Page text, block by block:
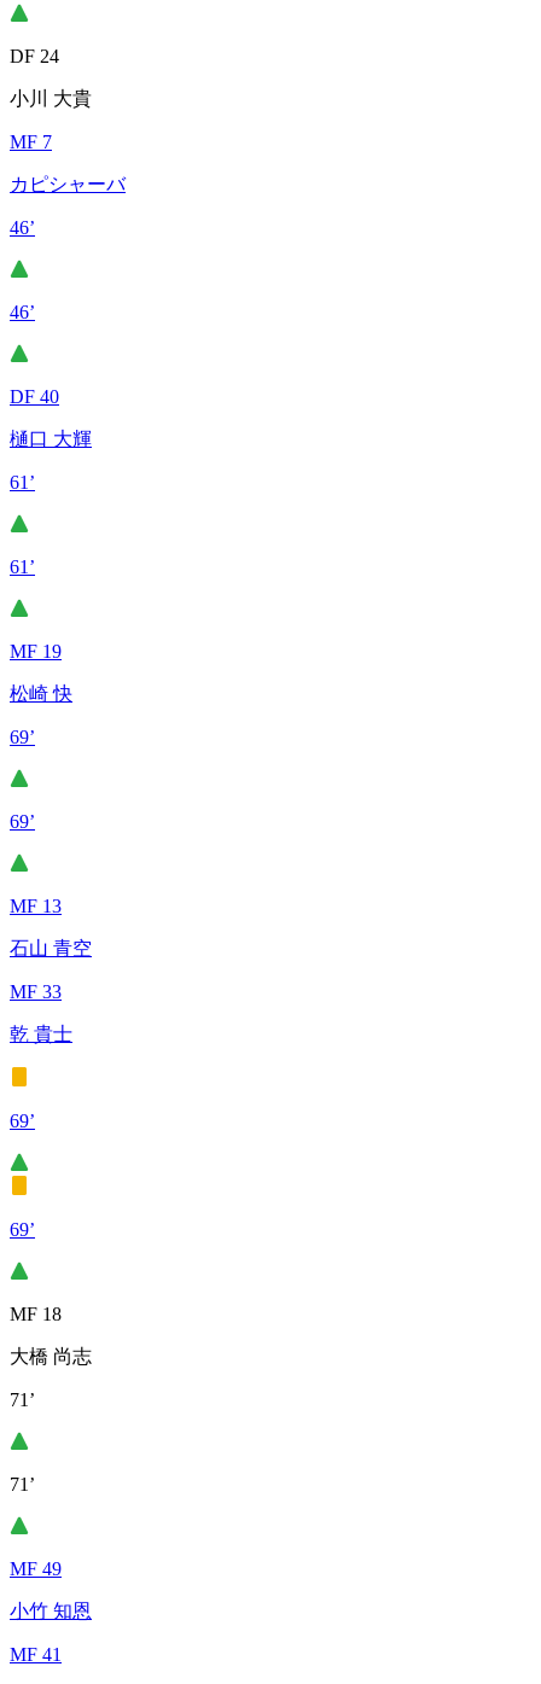
DF 24
小川 大貴
MF 7
カピシャーバ
46’
46’
DF 40
樋口 大輝
61’
61’
MF 19
松崎 快
69’
69’
MF 13
石山 青空
MF 33
乾 貴士
69’
69’
MF 18
大橋 尚志
71’
71’
MF 49
小竹 知恩
MF 41